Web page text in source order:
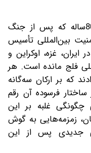
به نوشته آسوشیتدپرس، این نهاد 80ساله که پس از جنگ
بین‌المللی تأسیس
ایران، غزه، اوکراین و
فلج مانده است. هر
که بر ارکان سه‌گانه
ساختار فرسوده آن رقم
چگونگی غلبه بر این
زمزمه‌هایی به گوش
جدیدی پس از این